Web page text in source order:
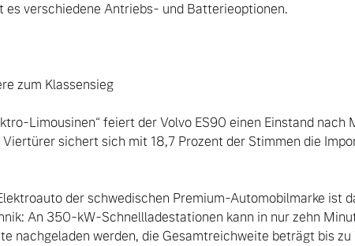
es verschiedene Antriebs- und Batterieoptionen.
zum Klassensieg
Limousinen“ feiert der Volvo ES90 einen Einstand nach
sichert sich mit 18,7 Prozent der Stimmen die
der schwedischen Premium-Automobilmarke ist
An 350-kW-Schnellladestationen kann in nur zehn
nachgeladen werden, die Gesamtreichweite beträgt bis